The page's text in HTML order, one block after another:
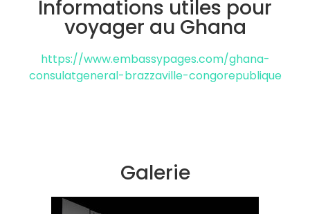
Informations utiles pour
voyager au Ghana
https://www.embassypages.com/ghana-
consulatgeneral-brazzaville-congorepublique
Galerie